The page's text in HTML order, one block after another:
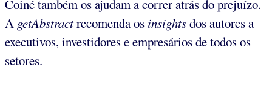
Coiné também os ajudam a correr atrás do prejuízo.
A getAbstractrecomenda os insightsdos autores a
executivos, investidores e empresários de todos os
setores.